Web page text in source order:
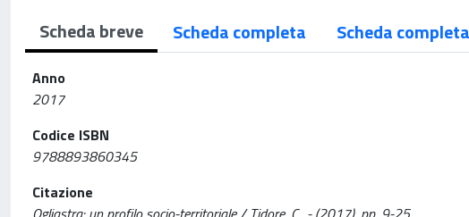
Scheda breve Scheda completa Scheda
Anno
2017
Codice ISBN
9788893860345
Citazione